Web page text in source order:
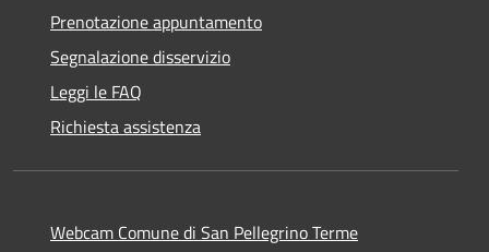
Prenotazione appuntamento
Segnalazione disservizio
Leggi le FAQ
Richiesta assistenza
Webcam Comune di San Pellegrino Terme